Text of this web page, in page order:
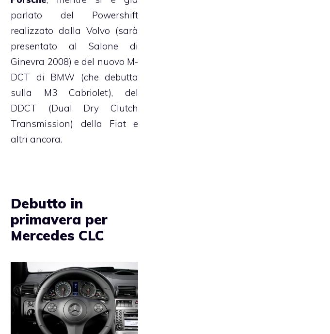
parlato del Powershift
realizzato dalla Volvo (sarà
presentato al Salone di
Ginevra 2008) e del nuovo M-
DCT di BMW (che debutta
sulla M3 Cabriolet), del
DDCT (Dual Dry Clutch
Transmission) della Fiat e
altri ancora.
Debutto in
primavera per
Mercedes CLC